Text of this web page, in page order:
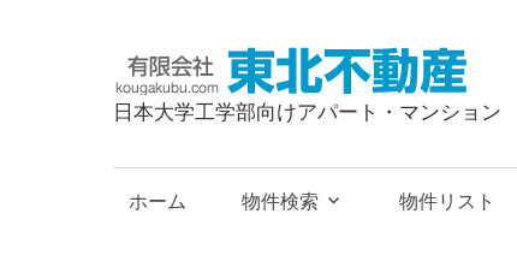
限
社
東
日本大学工学部向けアパート・マンション
ホーム 物件検索 物件リスト